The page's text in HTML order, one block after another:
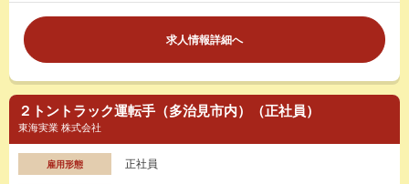
求人情報詳細へ
２トントラック運転手（多治見市内）（正社員）
東海実業 株式会社
雇用形態 正社員